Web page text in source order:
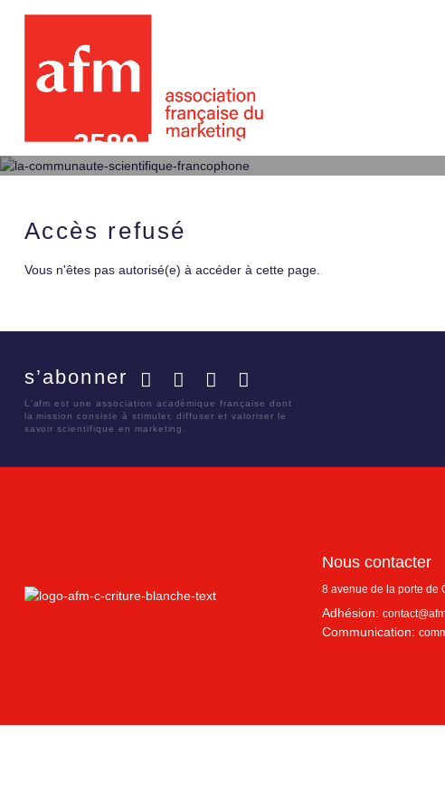
3589 L'ensemble de
une approche
Accès refusé
Vous n'êtes pas autorisé(e) à accéder à cette page.
s’abonner
L'afm est une association académique française dont
la mission consiste à stimuler, diffuser et valoriser le
savoir scientifique en marketing.
Nous contacter
8 avenue de la porte de
Adhésion:
Communication: